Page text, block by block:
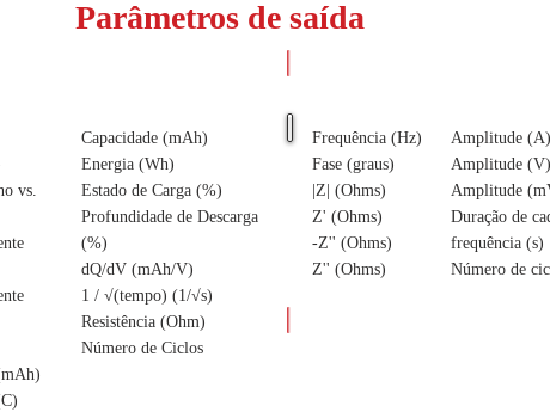
Parâmetros de saída
vs.
Capacidade (mAh)
Energia (Wh)
Estado de Carga (%)
Profundidade de Descarga
(%)
dQ/dV (mAh/V)
1 / √(tempo) (1/√s)
Resistência (Ohm)
Número de Ciclos
Frequência (Hz)
Fase (graus)
|Z| (Ohms)
Z' (Ohms)
-Z'' (Ohms)
Z'' (Ohms)
Amplitude (A)
Amplitude (V)
Amplitude
Duração de
frequência (s)
Número de